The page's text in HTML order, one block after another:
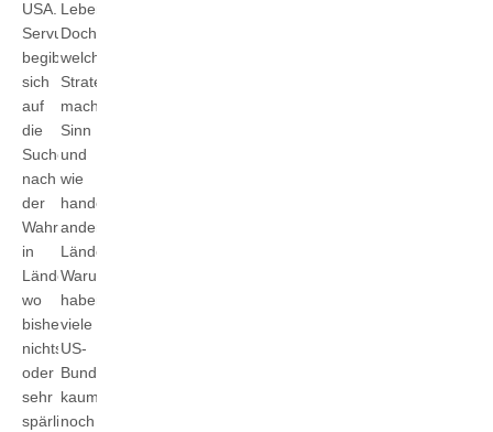
USA.
ServusTV
begibt
sich
auf
die
Suche
nach
der
Wahrheit
in
Länder,
wo
bisher
nichts
oder
sehr
spärlich
Leben.
Doch
welche
Strategien
machen
Sinn
und
wie
handeln
andere
Länder?
Warum
haben
viele
US-
Bundesstaaten
kaum
noch